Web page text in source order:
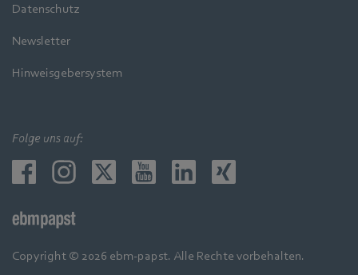
Datenschutz
Newsletter
Hinweisgebersystem
Folge uns auf:
Copyright © 2026 ebm-papst. Alle Rechte vorbehalten.